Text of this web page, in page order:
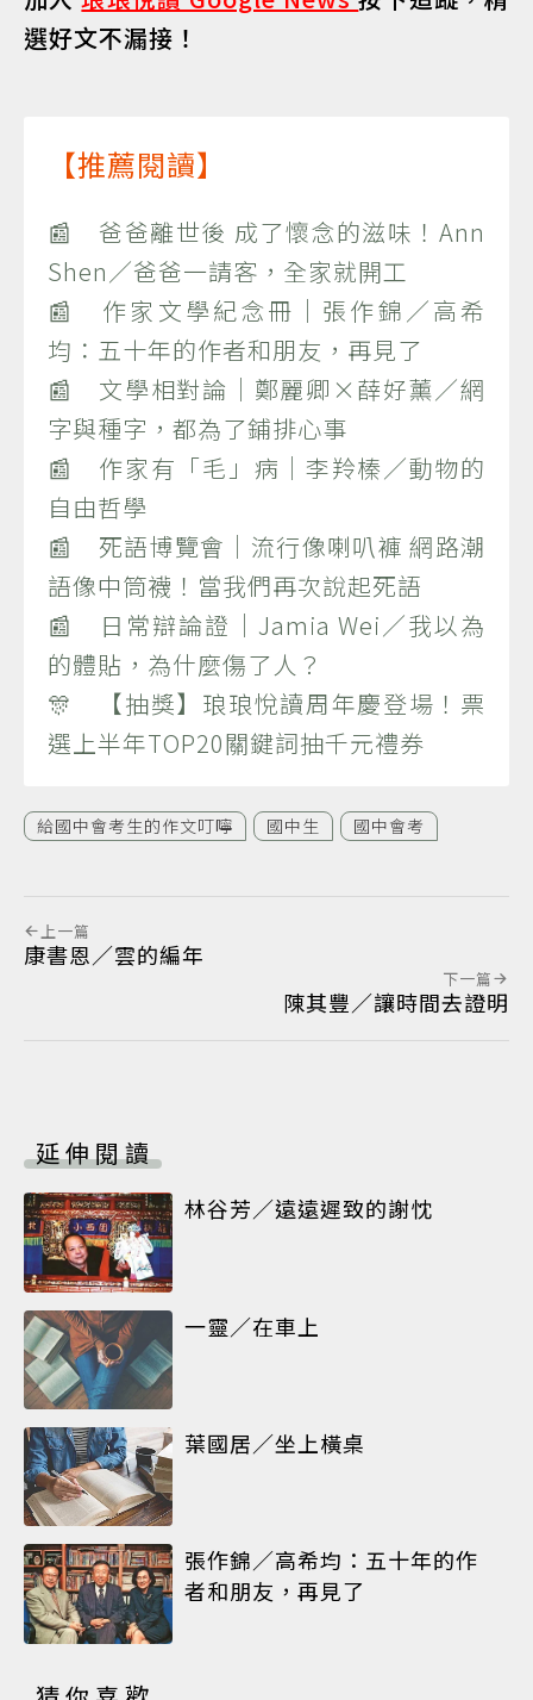
選好文不漏接！
【推薦閱讀】
📰 爸爸離世後 成了懷念的滋味！Ann
Shen／爸爸一請客，全家就開工
📰 作家文學紀念冊｜張作錦／高希
均：五十年的作者和朋友，再見了
📰 文學相對論｜鄭麗卿×薛好薰／網
字與種字，都為了鋪排心事
📰 作家有「毛」病｜李羚榛／動物的
自由哲學
📰 死語博覽會｜流行像喇叭褲 網路潮
語像中筒襪！當我們再次說起死語
📰 日常辯論證｜Jamia Wei／我以為
的體貼，為什麼傷了人？
🎊 【抽獎】琅琅悅讀周年慶登場！票
選上半年TOP20關鍵詞抽千元禮券
給國中會考生的作文叮嚀 國中生 國中會考
上一篇
康書恩／雲的編年
下一篇
陳其豐／讓時間去證明
延伸閱讀
林谷芳／遠遠遲致的謝忱
一靈／在車上
葉國居／坐上橫桌
張作錦／高希均：五十年的作
者和朋友，再見了